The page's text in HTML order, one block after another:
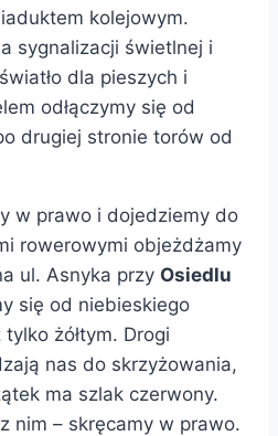
kolejowym.
sygnalizacji świetlnej i
dla pieszych i
odłączymy się od
drugiej stronie torów od
w prawo i dojedziemy do
rowerowymi objeżdżamy
ul. Asnyka przy Osiedlu
się od niebieskiego
żółtym. Drogi
nas do skrzyżowania,
ma szlak czerwony.
nim – skręcamy w prawo.